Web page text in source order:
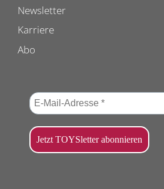
Newsletter
Karriere
Abo